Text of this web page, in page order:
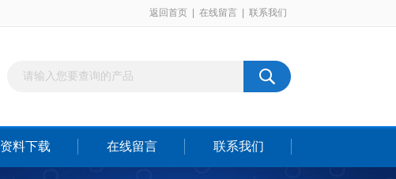
返回首页 在线留言 联系我们
资料下载 在线留言 联系我们